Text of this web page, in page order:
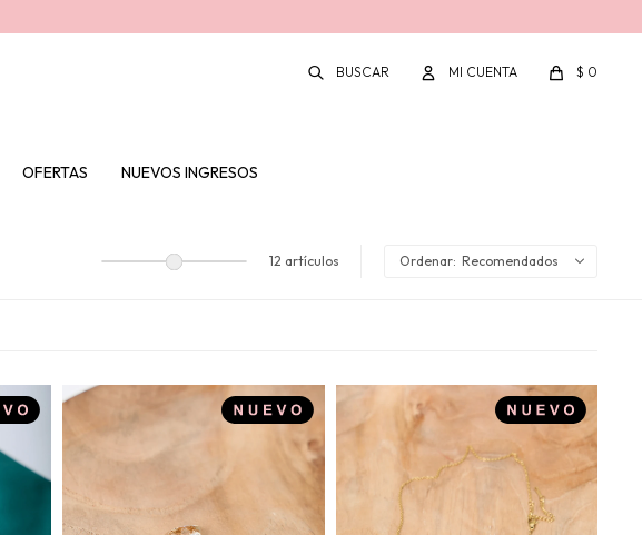
OFERTAS NUEVOS INGRESOS
$ 0
12 artículos Recomendados